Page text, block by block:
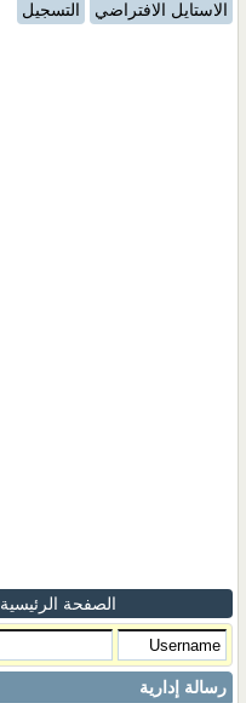
الاستايل الافتراضي
التسجيل
الصفحة الرئيسية
رسالة إدارية